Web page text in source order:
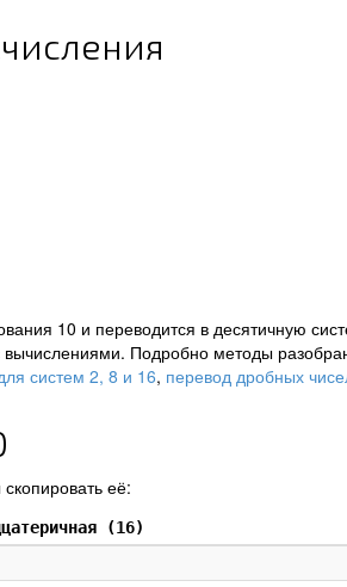
10 и переводится в десятичную
Подробно методы
систем 2, 8 и 16, перевод дробных
её:
(16)